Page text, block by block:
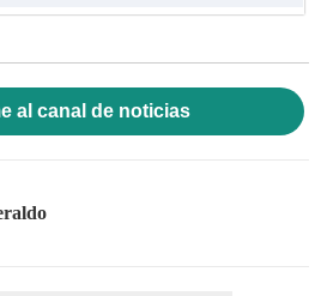
al canal de noticias